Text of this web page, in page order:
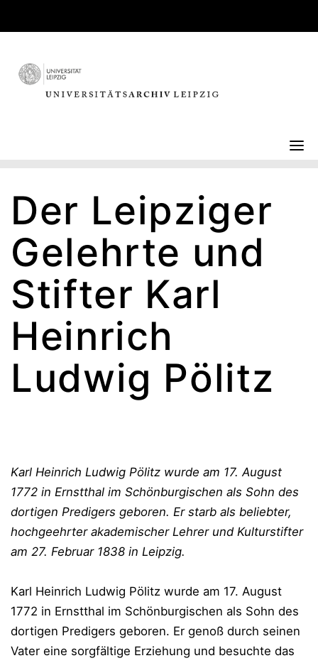
to
Der Leipziger
Gelehrte und
Stifter Karl
Heinrich
Ludwig Pölitz
Karl Heinrich Ludwig Pölitz wurde am 17. August
1772 in Ernstthal im Schönburgischen als Sohn des
dortigen Predigers geboren. Er starb als beliebter,
hochgeehrter akademischer Lehrer und Kulturstifter
am 27. Februar 1838 in Leipzig.
Karl Heinrich Ludwig Pölitz wurde am 17. August
1772 in Ernstthal im Schönburgischen als Sohn des
dortigen Predigers geboren. Er genoß durch seinen
Vater eine sorgfältige Erziehung und besuchte das